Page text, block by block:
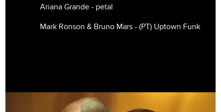
Ariana Grande - petal
Mark Ronson & Bruno Mars - (РТ) Uptown Funk